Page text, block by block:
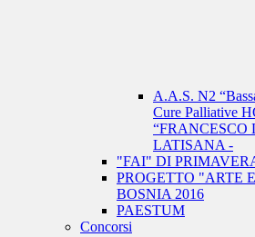
A.A.S. N2
Cure Palliative
“FRANCESCO
LATISANA -
"FAI" DI
PROGETTO "ARTE
BOSNIA 2016
PAESTUM
Concorsi